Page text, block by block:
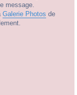
message.
Galerie Photos de